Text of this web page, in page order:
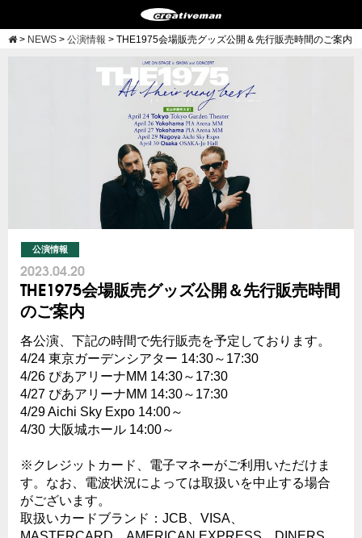
> NEWS > 公演情報 > THE1975会場販売グッズ公開＆先行販売時間のご案内
公演情報
2023.04.20
THE1975会場販売グッズ公開＆先行販売時間
のご案内
各公演、下記の時間で先行販売を予定しております。
4/24 東京ガーデンシアター 14:30～17:30
4/26 ぴあアリーナMM 14:30～17:30
4/27 ぴあアリーナMM 14:30～17:30
4/29 Aichi Sky Expo 14:00～
4/30 大阪城ホール 14:00～
※クレジットカード、電子マネーがご利用いただけま
す。なお、電波状況によっては取扱いを中止する場合
がございます。
取扱いカードブランド：JCB、VISA、